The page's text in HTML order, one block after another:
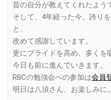
昔の自分が教えてくれたよう
そして、4年経った今、誇り
と、
改めて感謝しています。
更にプライドを高め、多くを
今日も前に進んでいきます。
RBCの勉強会への参加は会員
明日は八須さん、お楽しみに。